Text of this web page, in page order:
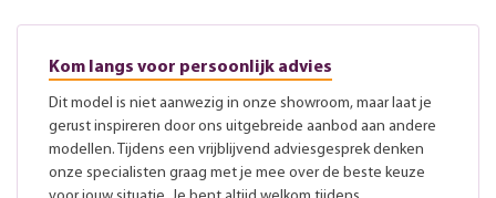
Kom langs voor persoonlijk advies
Dit model is niet aanwezig in onze showroom, maar laat je
gerust inspireren door ons uitgebreide aanbod aan andere
modellen. Tijdens een vrijblijvend adviesgesprek denken
onze specialisten graag met je mee over de beste keuze